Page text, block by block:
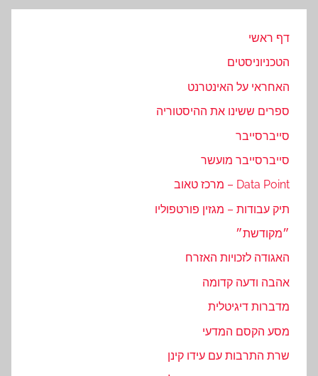
דף ראשי
הטכניוניסטים
האחראי על האינטרנט
ספרים ששינו את ההיסטוריה
סייברסייבר
סייברסייבר מועשר
Data Point – מרכז טאוב
תיק עבודות – מגזין פורטפוליו
״מקודשת״
האגודה לזכויות האזרח
אהבה ודעה קדומה
מדברות דיגיטלית
מסע הקסם המדעי
שרת התרבות עם עידו קינן